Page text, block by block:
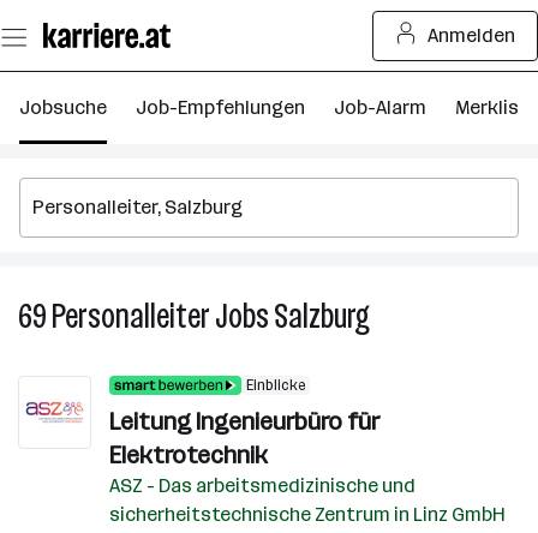
Seiteninhalt
springen
Anmelden
Jobsuche Job-Empfehlungen Job-Alarm Merkliste
69PersonalleiterJobsSalzburg69
Personalleiter
Salzburg
Einblicke
Leitung Ingenieurbüro für
Elektrotechnik
ASZ - Das arbeitsmedizinische und
sicherheitstechnische Zentrum in Linz GmbH